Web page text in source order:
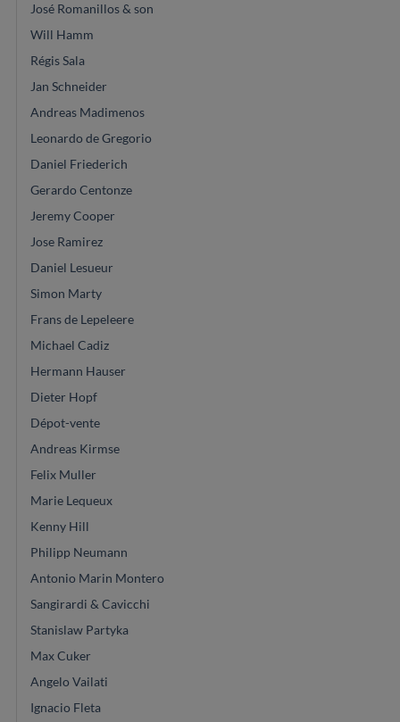
José Romanillos & son
Will Hamm
Régis Sala
Jan Schneider
Andreas Madimenos
Leonardo de Gregorio
Daniel Friederich
Gerardo Centonze
Jeremy Cooper
Jose Ramirez
Daniel Lesueur
Simon Marty
Frans de Lepeleere
Michael Cadiz
Hermann Hauser
Dieter Hopf
Dépot-vente
Andreas Kirmse
Felix Muller
Marie Lequeux
Kenny Hill
Philipp Neumann
Antonio Marin Montero
Sangirardi & Cavicchi
Stanislaw Partyka
Max Cuker
Angelo Vailati
Ignacio Fleta